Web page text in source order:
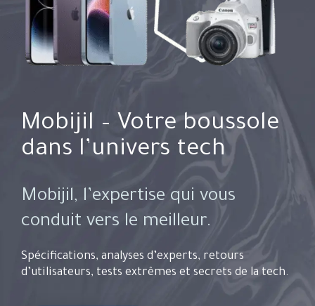
Mobijil – Votre boussole
dans l’univers tech
Mobijil, l’expertise qui vous
conduit vers le meilleur.
Spécifications, analyses d’experts, retours
d’utilisateurs, tests extrêmes et secrets de la tech.